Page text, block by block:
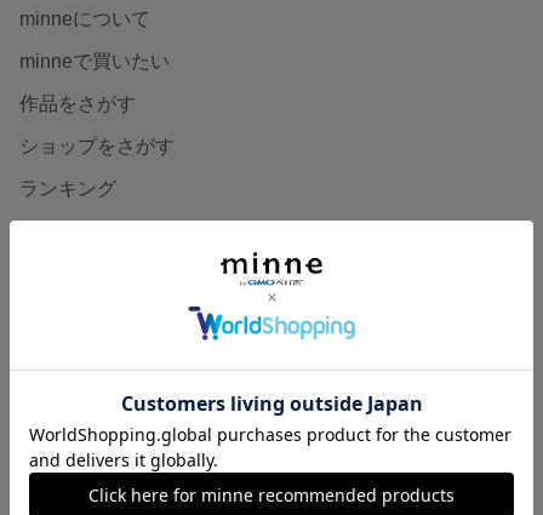
minneについて
minneで買いたい
作品をさがす
ショップをさがす
ランキング
食品販売
ダウンロード販売
minne PLUS